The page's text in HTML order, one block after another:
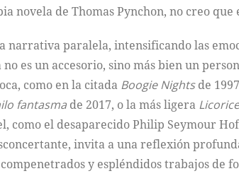
novela de Thomas Pynchon, no creo
narrativa paralela, intensificando las
es un accesorio, sino más bien un
como en la citada Boogie Nightsde
fantasma de 2017, o la más ligera
como el desaparecido Philip Seymour
invita a una reflexión
y espléndidos trabajos de